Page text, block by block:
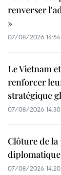
renverser
»
07/08/2026 14:54
Le Vietnam
renforcer
stratégique
07/08/2026 14:30
Clôture de la
diplomatique
07/08/2026 14:20